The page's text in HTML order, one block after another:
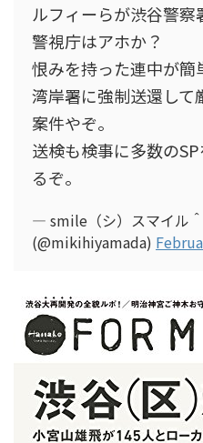
ルフィーらが渋谷警察
警視庁はアホか？
恨みを持った連中が簡
湾岸署に強制送還して
案件やぞ。
送検も検事に多数の
るぞ。
— smile（シ）スマイル
(@mikihiyamada)